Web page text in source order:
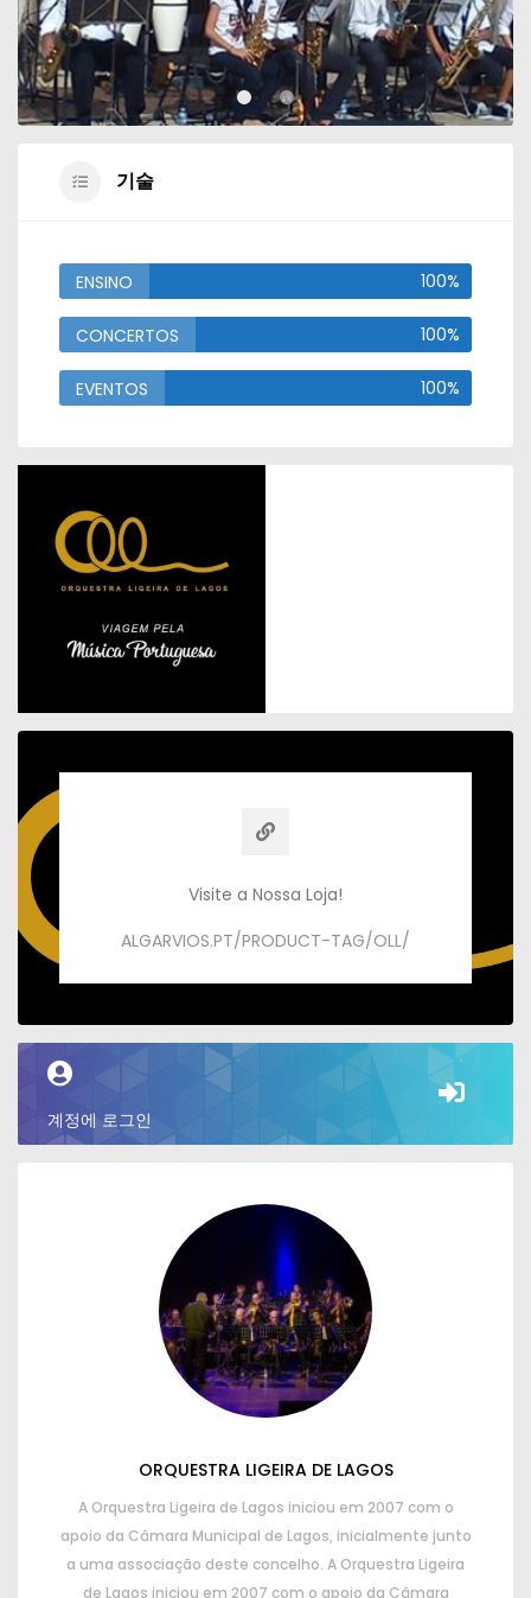
기술
ENSINO 100%
CONCERTOS 100%
EVENTOS 100%
Visite a Nossa Loja!
ALGARVIOS.PT/PRODUCT-TAG/OLL/
계정에 로그인
ORQUESTRA LIGEIRA DE LAGOS
A Orquestra Ligeira de Lagos iniciou em 2007 com o
apoio da Câmara Municipal de Lagos, inicialmente junto
a uma associação deste concelho. A Orquestra Ligeira
de Lagos iniciou em 2007 com o apoio da Câmara